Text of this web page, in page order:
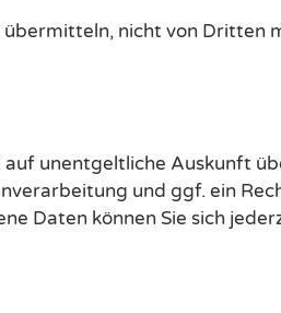
übermitteln, nicht von Dritten
unentgeltliche Auskunft
und ggf. ein
Daten können Sie sich